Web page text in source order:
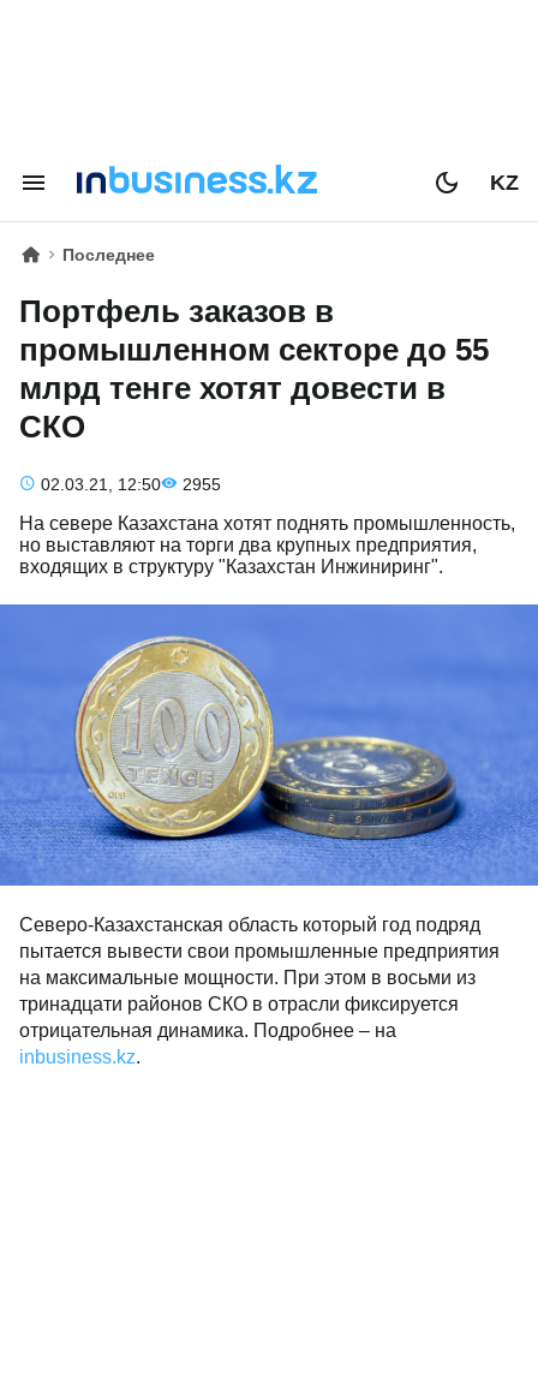
KZ
Последнее
Портфель заказов в
промышленном секторе до 55
млрд тенге хотят довести в
СКО
02.03.21, 12:50 2955
На севере Казахстана хотят поднять промышленность,
но выставляют на торги два крупных предприятия,
входящих в структуру "Казахстан Инжиниринг".
Северо-Казахстанская область который год подряд
пытается вывести свои промышленные предприятия
на максимальные мощности. При этом в восьми из
тринадцати районов СКО в отрасли фиксируется
отрицательная динамика. Подробнее – на
inbusiness.kz.